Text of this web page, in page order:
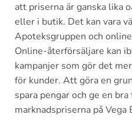
att priserna är ganska lika
eller i butik. Det kan vara
Apoteksgruppen och
Online-återförsäljare kan
kampanjer som gör det
för kunder. Att göra en
spara pengar och ge en
marknadspriserna på Vega